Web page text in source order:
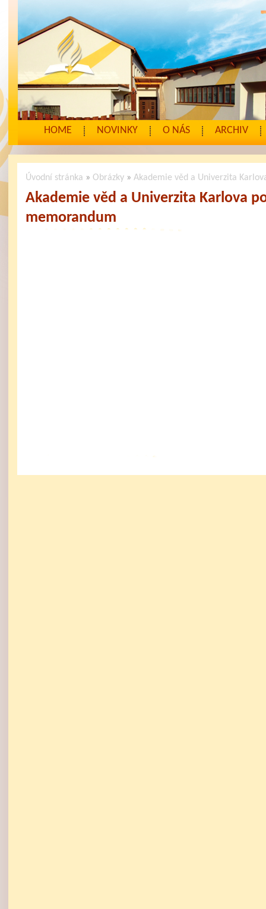
HOME NOVINKY O NÁS ARCHIV
Úvodní stránka » Obrázky »Akademie věd a Univerzita
Akademie věd a Univerzita Karlova
memorandum